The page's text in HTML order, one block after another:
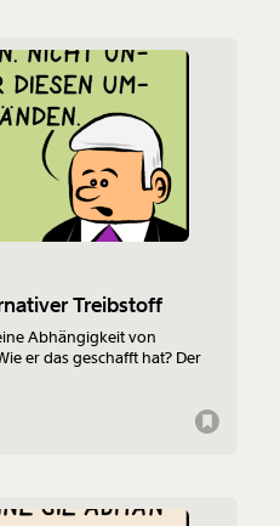
Treibstoff
Abhängigkeit von
er das geschafft hat? Der